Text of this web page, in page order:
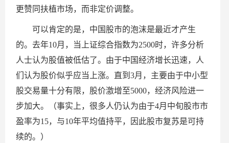
更赞同扶植市场，而非定价调整。
可以肯定的是，中国股市的泡沫是最近才产生
的。去年10月，当上证综合指数为2500时，许多分析
人士认为股值被低估了。由于中国经济增长迅速，人
们认为股价似乎应当上涨。直到3月，主要由于中小型
股交易量十分有限，股价激增至5000，经济风险进一
步加大。（事实上，很多人仍认为由于4月中旬股市市
盈率为15，与10年平均值持平，因此股市复苏是可持
续的。）